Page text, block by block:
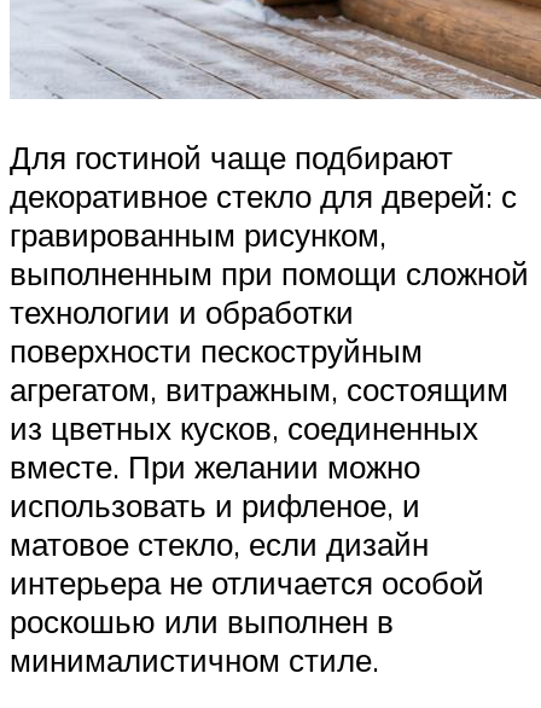
Для гостиной чаще подбирают
декоративное стекло для дверей: с
гравированным рисунком,
выполненным при помощи сложной
технологии и обработки
поверхности пескоструйным
агрегатом, витражным, состоящим
из цветных кусков, соединенных
вместе. При желании можно
использовать и рифленое, и
матовое стекло, если дизайн
интерьера не отличается особой
роскошью или выполнен в
минималистичном стиле.